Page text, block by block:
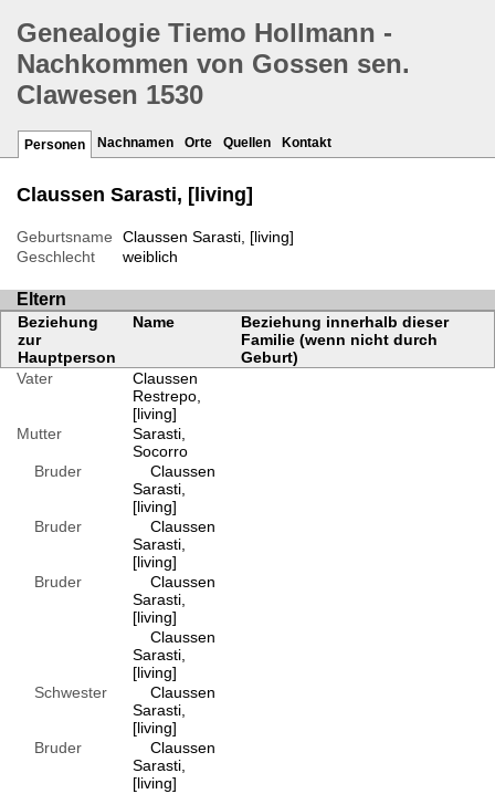
Genealogie Tiemo Hollmann -
Nachkommen von Gossen sen.
Clawesen 1530
Personen Nachnamen Orte Quellen Kontakt
Claussen Sarasti, [living]
Geburtsname
Claussen Sarasti, [living]
Geschlecht
weiblich
Eltern
Beziehung
zur
Hauptperson
Name
Beziehung innerhalb dieser
Familie (wenn nicht durch
Geburt)
Vater
Claussen
Restrepo,
[living]
Mutter
Sarasti,
Socorro
Bruder
Claussen
Sarasti,
[living]
Bruder
Claussen
Sarasti,
[living]
Bruder
Claussen
Sarasti,
[living]
Claussen
Sarasti,
[living]
Schwester
Claussen
Sarasti,
[living]
Bruder
Claussen
Sarasti,
[living]